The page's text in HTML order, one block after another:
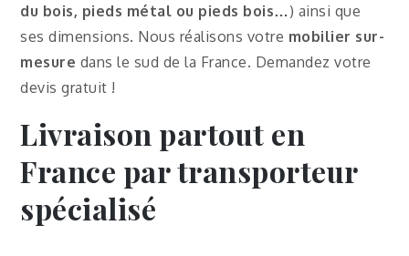
du bois, pieds métal ou pieds bois…) ainsi que
ses dimensions. Nous réalisons votre mobilier sur-
mesure dans le sud de la France. Demandez votre
devis gratuit !
Livraison partout en
France par transporteur
spécialisé